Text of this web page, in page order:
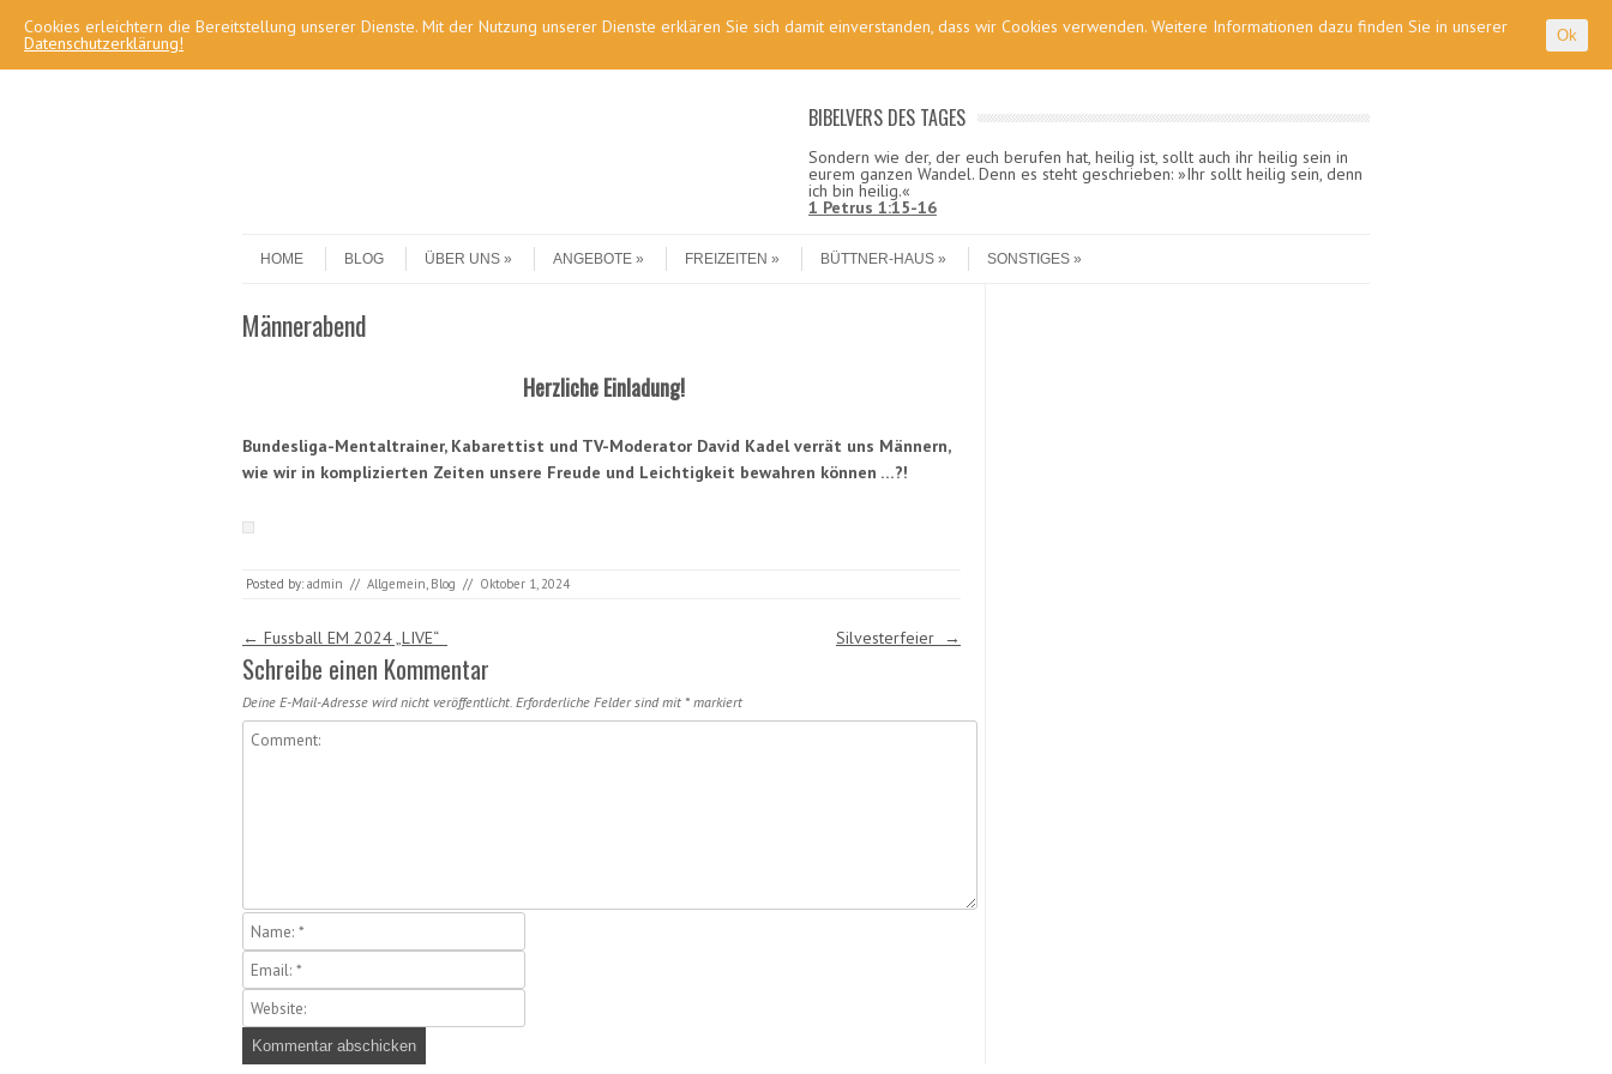
BIBELVERS DES TAGES
Sondern wie der, der euch berufen hat, heilig ist, sollt auch ihr heilig sein in
eurem ganzen Wandel. Denn es steht geschrieben: »Ihr sollt heilig sein, denn
ich bin heilig.«
1 Petrus 1:15-16
Menu
HOME
BLOG ÜBER UNS ANGEBOTE FREIZEITEN BÜTTNER-HAUS SONSTIGES
Männerabend
Herzliche Einladung!
Bundesliga-Mentaltrainer, Kabarettist und TV-Moderator David Kadel verrät uns Männern,
wie wir in komplizierten Zeiten unsere Freude und Leichtigkeit bewahren können …?!
Posted by: admin // Allgemein, Blog // Oktober 1, 2024
Post navigation
← Fussball EM 2024 „LIVE“ Silvesterfeier →
Schreibe einen Kommentar
Deine E-Mail-Adresse wird nicht veröffentlicht. Erforderliche Felder sind mit * markiert
Cookies erleichtern die Bereitstellung unserer Dienste. Mit der Nutzung unserer Dienste erklären Sie sich damit einverstanden, dass wir Cookies verwenden. Weitere Informationen dazu finden Sie in unserer
Datenschutzerklärung! Ok